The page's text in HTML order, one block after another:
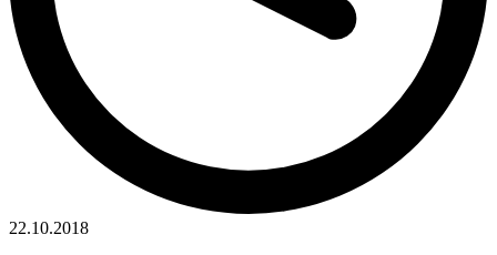
22.10.2018